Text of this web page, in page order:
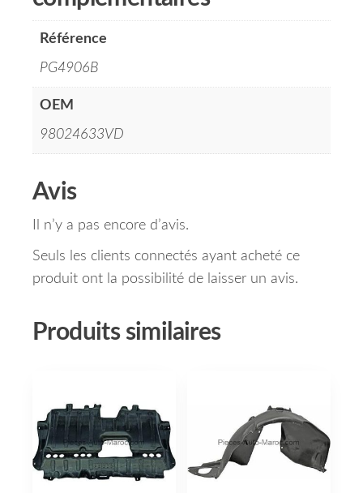
Référence
PG4906B
OEM
98024633VD
Avis
Il n’y a pas encore d’avis.
Seuls les clients connectés ayant acheté ce
produit ont la possibilité de laisser un avis.
Produits similaires